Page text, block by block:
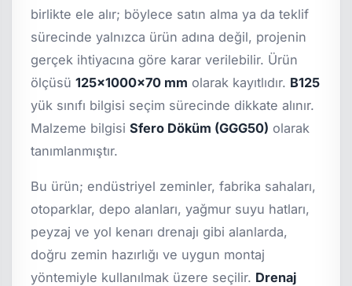
birlikte ele alır; böylece satın alma ya da teklif
sürecinde yalnızca ürün adına değil, projenin
gerçek ihtiyacına göre karar verilebilir. Ürün
ölçüsü125x1000x70 mm olarak kayıtlıdır. B125
yük sınıfı bilgisi seçim sürecinde dikkate alınır.
Malzeme bilgisiSfero Döküm (GGG50) olarak
tanımlanmıştır.
Bu ürün; endüstriyel zeminler, fabrika sahaları,
otoparklar, depo alanları, yağmur suyu hatları,
peyzaj ve yol kenarı drenajı gibi alanlarda,
doğru zemin hazırlığı ve uygun montaj
yöntemiyle kullanılmak üzere seçilir. Drenaj